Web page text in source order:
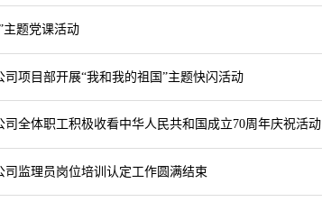
主题党课活动
项目部开展“我和我的祖国”主题快闪活动
全体职工积极收看中华人民共和国成立70周年庆祝活动
监理员岗位培训认定工作圆满结束